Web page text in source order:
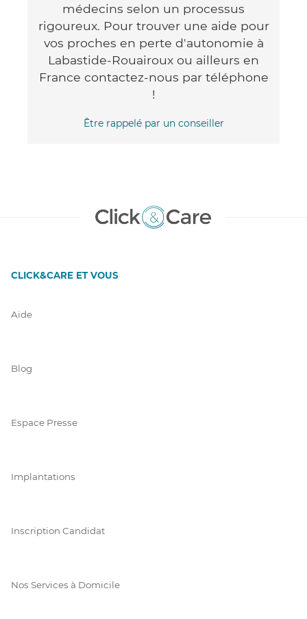
médecins selon un processus
rigoureux. Pour trouver une aide pour
vos proches en perte d'autonomie à
Labastide-Rouairoux ou ailleurs en
France contactez-nous par téléphone
!
Être rappelé par un conseiller
CLICK&CARE ET VOUS
Aide
Blog
Espace Presse
Implantations
Inscription Candidat
Nos Services à Domicile